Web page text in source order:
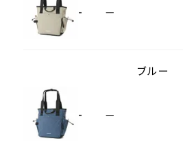
- —
ブルー
- —